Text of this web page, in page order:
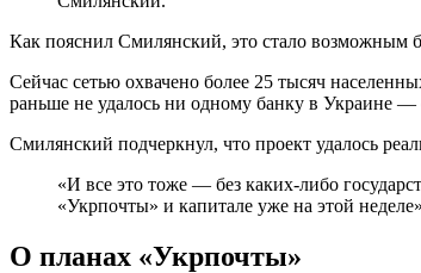
Как пояснил Смилянский, это стало возможным
Сейчас сетью охвачено более 25 тысяч
раньше не удалось ни одному банку в Украине —
Смилянский подчеркнул, что проект удалось
«И все это тоже — без каких-либо
«Укрпочты» и капитале уже на этой
О планах «Укрпочты»